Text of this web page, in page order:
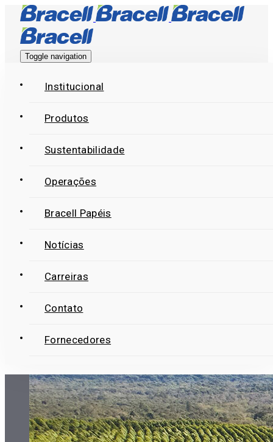
Skip
links
Skip
primary
Skip
Toggle navigation
Institucional
Produtos
Sustentabilidade
Operações
Bracell Papéis
Notícias
Carreiras
Contato
Fornecedores